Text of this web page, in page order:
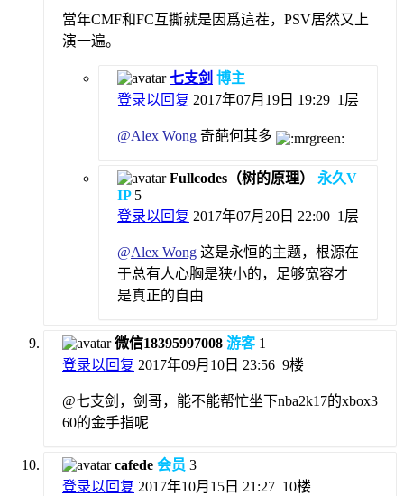
當年CMF和FC互撕就是因爲這茬，PSV居然又上
演一遍。
七支剑 博主
登录以回复 2017年07月19日 19:29 1层
@Alex Wong 奇葩何其多
Fullcodes（树的原理） 永久V
IP 5
登录以回复 2017年07月20日 22:00 1层
@Alex Wong 这是永恒的主题，根源在
于总有人心胸是狭小的，足够宽容才
是真正的自由
微信18395997008 游客 1
登录以回复 2017年09月10日 23:56 9楼
@七支剑，剑哥，能不能帮忙坐下nba2k17的xbox3
60的金手指呢
cafede 会员 3
登录以回复 2017年10月15日 21:27 10楼